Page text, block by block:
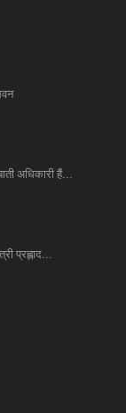
अधिकारी हैं...
प्रह्लाद...